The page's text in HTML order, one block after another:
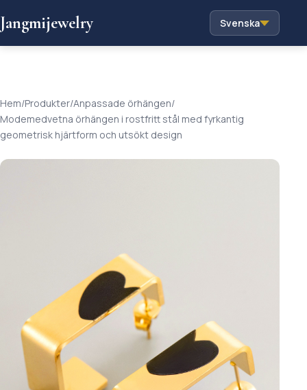
Jangmijewelry Svenska
Hem/Produkter/Anpassade örhängen/
Modemedvetna örhängen i rostfritt stål med fyrkantig
geometrisk hjärtform och utsökt design